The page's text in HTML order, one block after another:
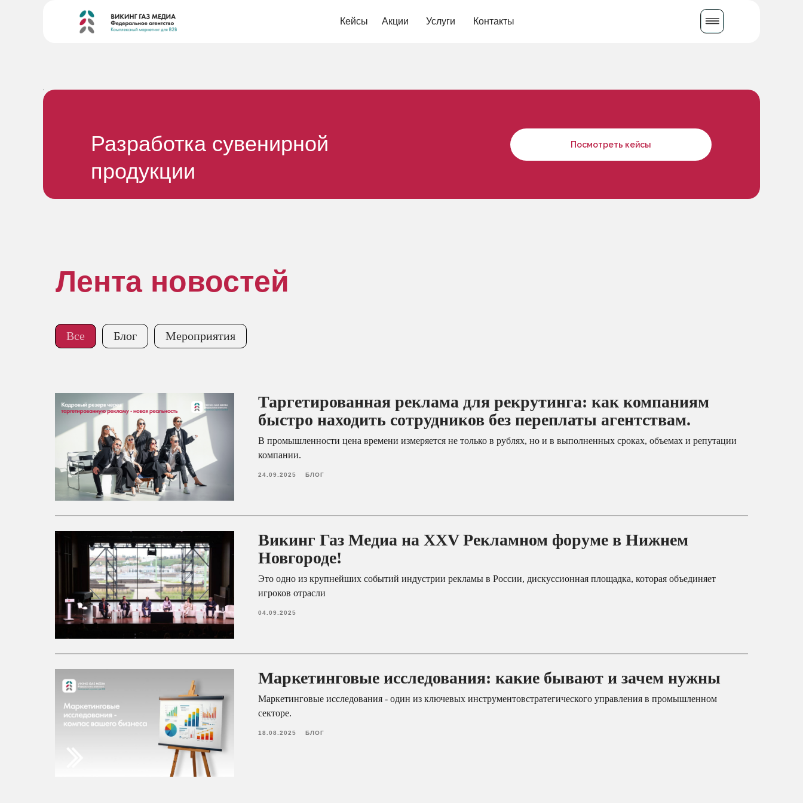
Кейсы Контакты
Услуги
Написать в WhatsApp
Акции
Разработка сувенирной
продукции
Посмотреть кейсы
Лента новостей
Все Блог Мероприятия
Таргетированная реклама для рекрутинга: как компаниям
быстро находить сотрудников без переплаты агентствам.
В промышленности цена времени измеряется не только в рублях, но и в выполненных сроках, объемах и репутации
компании.
24.09.2025 БЛОГ
Викинг Газ Медиа на XXV Рекламном форуме в Нижнем
Новгороде!
Это одно из крупнейших событий индустрии рекламы в России, дискуссионная площадка, которая объединяет
игроков отрасли
04.09.2025
Маркетинговые исследования: какие бывают и зачем нужны
Маркетинговые исследования - один из ключевых инструментовстратегического управления в промышленном
секторе.
18.08.2025 БЛОГ